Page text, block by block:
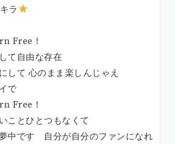
ラ
Free！
て自由な存在
して 心のまま楽しんじゃえ
で
Free！
ことひとつもなくて
中です 自分が自分のファンになれ